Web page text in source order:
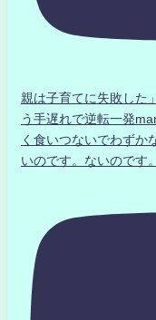
親は子育てに失敗した
う手遅れで逆転一発
く食いつないでわずか
いのです。ないのです。